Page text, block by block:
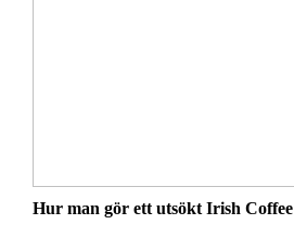
Hur man gör ett utsökt Irish Coffee